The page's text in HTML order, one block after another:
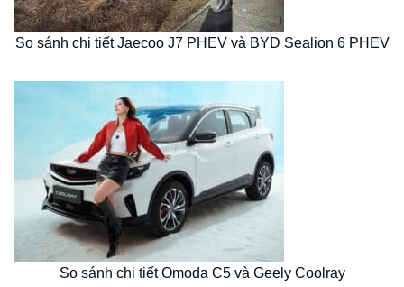
So sánh chi tiết Jaecoo J7 PHEV và BYD Sealion 6 PHEV
So sánh chi tiết Omoda C5 và Geely Coolray